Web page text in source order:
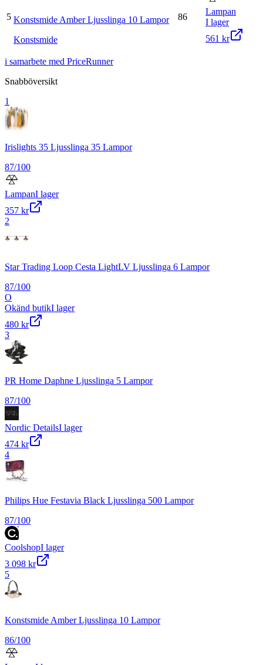
5 Konstsmide Amber Ljusslinga 10 Lampor
Konstsmide
86
Lampan
I lager
561 kr
i samarbete med PriceRunner
Snabböversikt
1
Irislights 35 Ljusslinga 35 Lampor
87/100
LampanI lager
357 kr
2
Star Trading Loop Cesta LightLV Ljusslinga 6 Lampor
87/100
O
Okänd butikI lager
480 kr
3
PR Home Daphne Ljusslinga 5 Lampor
87/100
Nordic DetailsI lager
474 kr
4
Philips Hue Festavia Black Ljusslinga 500 Lampor
87/100
CoolshopI lager
3 098 kr
5
Konstsmide Amber Ljusslinga 10 Lampor
86/100